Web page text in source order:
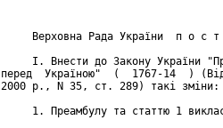
Верховна Рада України  п о с
I. Внести до Закону України
перед  Україною"  (  1767-14  )
2000 р., N 35, ст. 289) такі зміни:
1. Преамбулу та статтю 1